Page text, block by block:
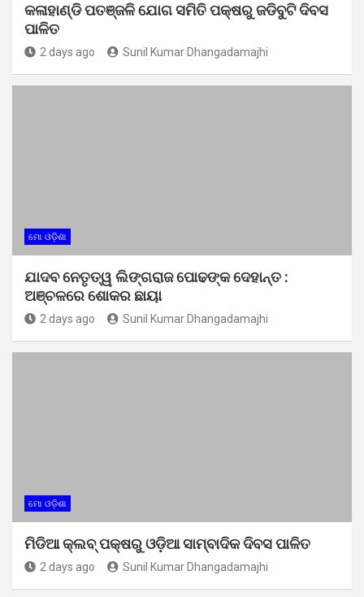
କଳାହାଣ୍ଡି ପତଞ୍ଜଳି ଯୋଗ ସମିତି ପକ୍ଷରୁ ଜଡିବୁଟି ଦିବସ
ପାଳିତ
2 days ago Sunil Kumar Dhangadamajhi
ମୋ ଓଡ଼ିଶା
ଯାଦବ ନେତୃତ୍ୱ ଲିଙ୍ଗରାଜ ପୋଢଙ୍କ ଦେହାନ୍ତ :
ଅଞ୍ଚଳରେ ଶୋକର ଛାୟା
2 days ago Sunil Kumar Dhangadamajhi
ମୋ ଓଡ଼ିଶା
ମିଡିଆ କ୍ଲବ୍ ପକ୍ଷରୁ ଓଡ଼ିଆ ସାମ୍ବାଦିକ ଦିବସ ପାଳିତ
2 days ago Sunil Kumar Dhangadamajhi